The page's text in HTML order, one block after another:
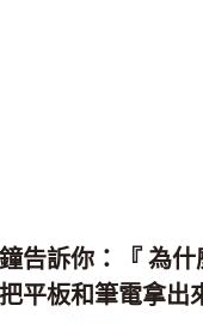
告訴你：『 為
平板和筆電拿出